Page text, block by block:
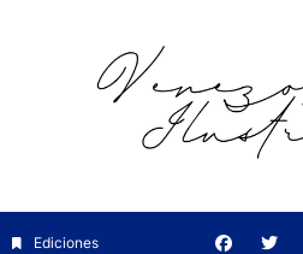
Ediciones